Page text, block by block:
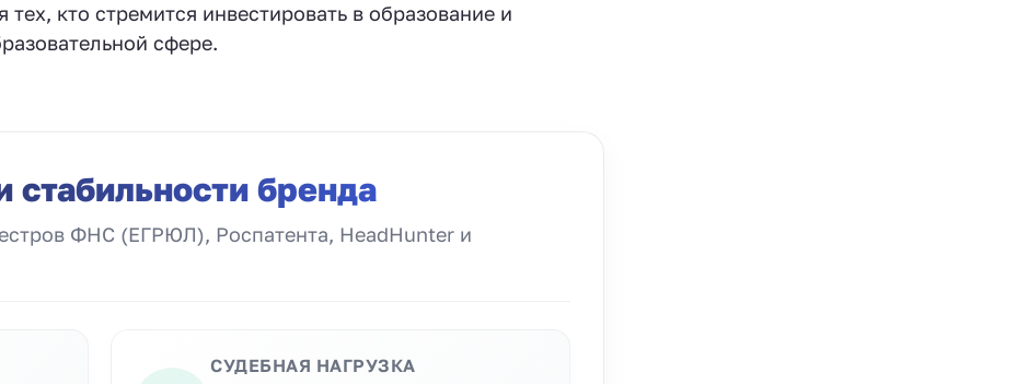
кто стремится инвестировать в образование и
сфере.
стабильности бренда
ФНС (ЕГРЮЛ), Роспатента, HeadHunter и
СУДЕБНАЯ НАГРУЗКА